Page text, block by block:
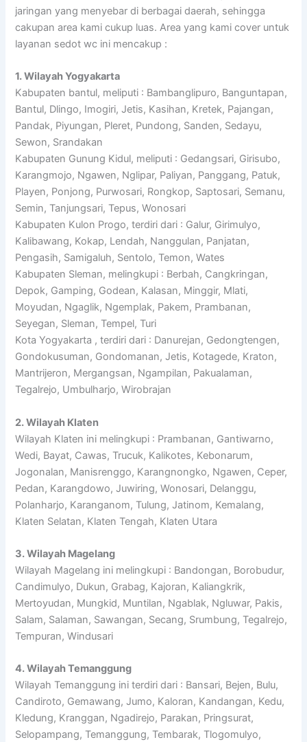
jaringan yang menyebar di berbagai daerah, sehingga
cakupan area kami cukup luas. Area yang kami cover untuk
layanan sedot wc ini mencakup :
1. Wilayah Yogyakarta
Kabupaten bantul, meliputi : Bambanglipuro, Banguntapan,
Bantul, Dlingo, Imogiri, Jetis, Kasihan, Kretek, Pajangan,
Pandak, Piyungan, Pleret, Pundong, Sanden, Sedayu,
Sewon, Srandakan
Kabupaten Gunung Kidul, meliputi : Gedangsari, Girisubo,
Karangmojo, Ngawen, Nglipar, Paliyan, Panggang, Patuk,
Playen, Ponjong, Purwosari, Rongkop, Saptosari, Semanu,
Semin, Tanjungsari, Tepus, Wonosari
Kabupaten Kulon Progo, terdiri dari : Galur, Girimulyo,
Kalibawang, Kokap, Lendah, Nanggulan, Panjatan,
Pengasih, Samigaluh, Sentolo, Temon, Wates
Kabupaten Sleman, melingkupi : Berbah, Cangkringan,
Depok, Gamping, Godean, Kalasan, Minggir, Mlati,
Moyudan, Ngaglik, Ngemplak, Pakem, Prambanan,
Seyegan, Sleman, Tempel, Turi
Kota Yogyakarta , terdiri dari : Danurejan, Gedongtengen,
Gondokusuman, Gondomanan, Jetis, Kotagede, Kraton,
Mantrijeron, Mergangsan, Ngampilan, Pakualaman,
Tegalrejo, Umbulharjo, Wirobrajan
2. Wilayah Klaten
Wilayah Klaten ini melingkupi : Prambanan, Gantiwarno,
Wedi, Bayat, Cawas, Trucuk, Kalikotes, Kebonarum,
Jogonalan, Manisrenggo, Karangnongko, Ngawen, Ceper,
Pedan, Karangdowo, Juwiring, Wonosari, Delanggu,
Polanharjo, Karanganom, Tulung, Jatinom, Kemalang,
Klaten Selatan, Klaten Tengah, Klaten Utara
3. Wilayah Magelang
Wilayah Magelang ini melingkupi : Bandongan, Borobudur,
Candimulyo, Dukun, Grabag, Kajoran, Kaliangkrik,
Mertoyudan, Mungkid, Muntilan, Ngablak, Ngluwar, Pakis,
Salam, Salaman, Sawangan, Secang, Srumbung, Tegalrejo,
Tempuran, Windusari
4. Wilayah Temanggung
Wilayah Temanggung ini terdiri dari : Bansari, Bejen, Bulu,
Candiroto, Gemawang, Jumo, Kaloran, Kandangan, Kedu,
Kledung, Kranggan, Ngadirejo, Parakan, Pringsurat,
Selopampang, Temanggung, Tembarak, Tlogomulyo,